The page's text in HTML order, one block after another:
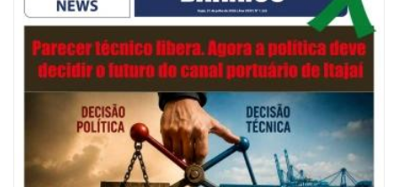
06/08/2026 | 07:00
Festival de Pesca de Praia vai celebrar o aniversário de Navegantes
ITAJAÍ